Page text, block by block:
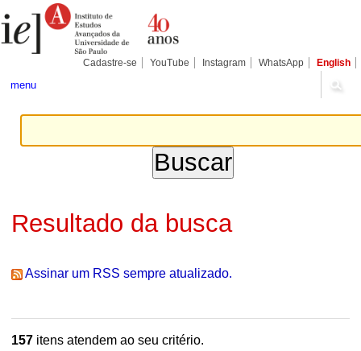
para
conteúdo.
Pessoais
Cadastre-se YouTube Instagram WhatsApp English
menu
Resultado da busca
Assinar um RSS sempre atualizado.
157itens atendem ao seu critério.